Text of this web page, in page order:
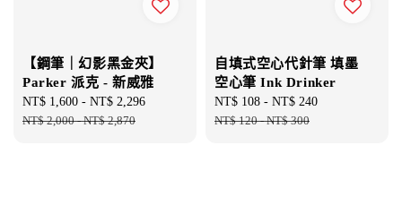
【鋼筆｜幻影黑金夾】
Parker 派克 - 新威雅
Sale
price
NT$ 1,600 - NT$ 2,296
NT$ 2,000-NT$ 2,870
自填式空心代針筆 填墨
空心筆 Ink Drinker
Sale
price
NT$ 108 - NT$ 240
NT$ 120-NT$ 300